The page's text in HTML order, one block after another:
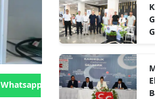
Whatsapp'tan Gönder